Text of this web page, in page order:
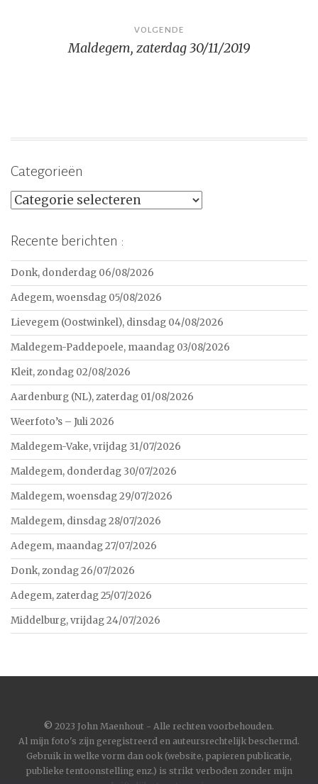
VOLGENDE
Maldegem, zaterdag 30/11/2019
Categorieën
Categorieën
Recente berichten :
Donk, donderdag 06/08/2026
Adegem, woensdag 05/08/2026
Lievegem (Oostwinkel), dinsdag 04/08/2026
Maldegem-Paddepoele, maandag 03/08/2026
Kleit, zondag 02/08/2026
Aardenburg (NL), zaterdag 01/08/2026
Weerfoto’s – Juli 2026
Maldegem-Vake, vrijdag 31/07/2026
Maldegem, donderdag 30/07/2026
Maldegem, woensdag 29/07/2026
Maldegem, dinsdag 28/07/2026
Adegem, maandag 27/07/2026
Donk, zondag 26/07/2026
Adegem, zaterdag 25/07/2026
Middelburg, vrijdag 24/07/2026
© 2023 John Maenhout - Alle rechten voorbehouden.
Al mijn foto's zijn geregistreerd en auteursrechtelijk beschermd.
Gebruik in welke vorm dan ook (website, papieren publicatie,
publieke tentoonstelling enz.) is strikt verboden zonder mijn